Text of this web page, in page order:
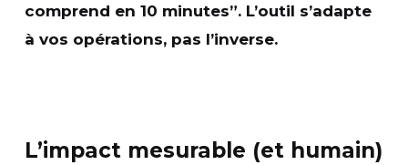
comprend en 10 minutes”. L’outil s’adapte
à vos opérations, pas l’inverse.
L’impact mesurable (et humain)